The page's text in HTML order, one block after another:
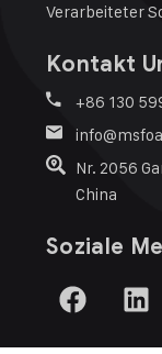
Verarbeiteter
Kontakt
+86 130
Nr. 2056
China
Soziale